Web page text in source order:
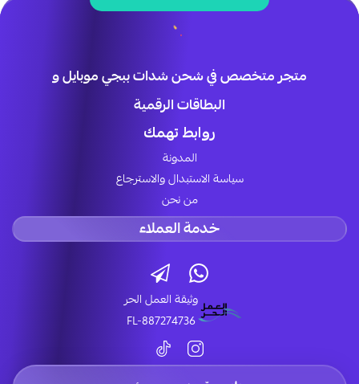
متجر متخصص في شحن شدات ببجي موبايل و
البطاقات الرقمية
روابط تهمك
المدونة
سياسة الاستبدال والاسترجاع
من نحن
خدمة العملاء
وثيقة العمل الحر
FL-887274736